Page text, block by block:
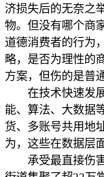
济损失后的无奈之
物。但没有哪个商
道德消费者的行为
略，是否为理性的
方案，但伤的是普
在技术快速发展
能、算法、大数据
货、多账号共用地
为，这些在数据层
承受最直接伤害